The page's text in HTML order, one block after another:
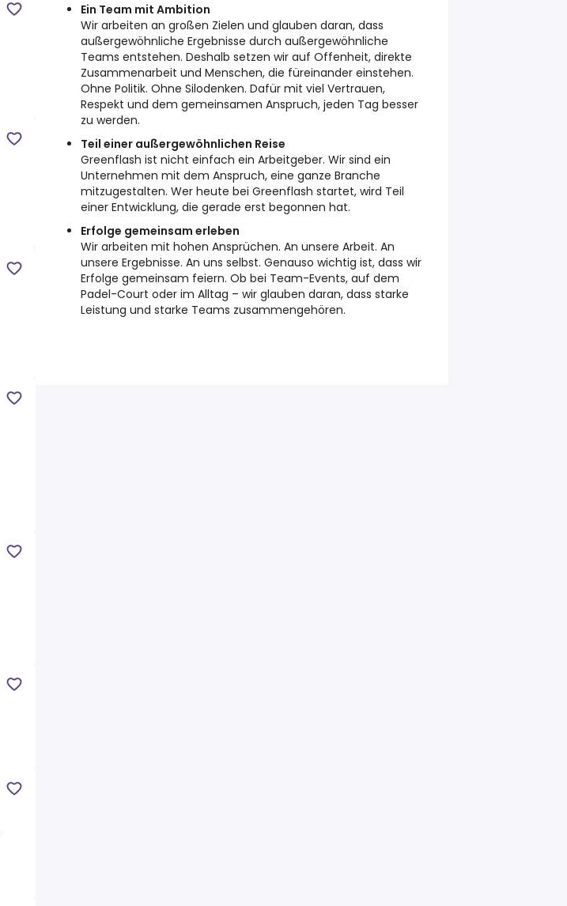
Ein Team mit Ambition
Wir arbeiten an großen Zielen und glauben daran, dass
außergewöhnliche Ergebnisse durch außergewöhnliche
Teams entstehen. Deshalb setzen wir auf Offenheit, direkte
Zusammenarbeit und Menschen, die füreinander einstehen.
Ohne Politik. Ohne Silodenken. Dafür mit viel Vertrauen,
Respekt und dem gemeinsamen Anspruch, jeden Tag besser
zu werden.
Teil einer außergewöhnlichen Reise
Greenflash ist nicht einfach ein Arbeitgeber. Wir sind ein
Unternehmen mit dem Anspruch, eine ganze Branche
mitzugestalten. Wer heute bei Greenflash startet, wird Teil
einer Entwicklung, die gerade erst begonnen hat.
Erfolge gemeinsam erleben
Wir arbeiten mit hohen Ansprüchen. An unsere Arbeit. An
unsere Ergebnisse. An uns selbst. Genauso wichtig ist, dass wir
Erfolge gemeinsam feiern. Ob bei Team-Events, auf dem
Padel-Court oder im Alltag – wir glauben daran, dass starke
Leistung und starke Teams zusammengehören.